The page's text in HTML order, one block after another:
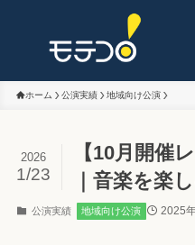
ホーム 公演実績 地域向け公演
【10月開催
｜音楽を楽
2026
1/23
公演実績 地域向け公演 2025